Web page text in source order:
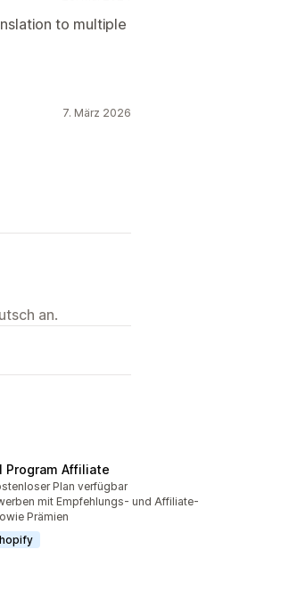
to multiple
7. März 2026
an.
Program Affiliate
insgesamtPlan verfügbar
mit Empfehlungs- und Affiliate-
Prämien